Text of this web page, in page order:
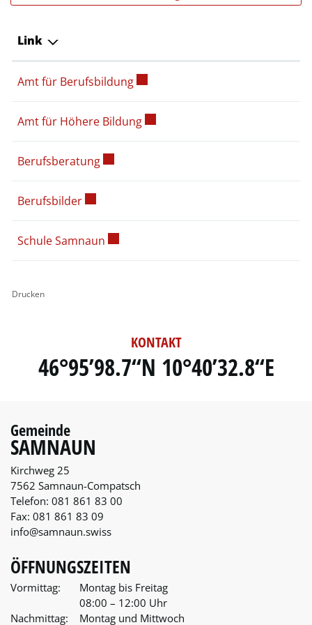
Link
Amt für BerufsbildungExterner Link wird in einem
Amt für Höhere BildungExterner Link wird in einem
BerufsberatungExterner Link wird in einem neuen
BerufsbilderExterner Link wird in einem neuen Fenster
Schule Samnaun
Drucken
46°95’98.7“N 10°40’32.8“E
KONTAKT
Gemeinde
SAMNAUN
Kirchweg 25
7562 Samnaun-Compatsch
Telefon: 081 861 83 00
Fax: 081 861 83 09
info@samnaun.swiss
ÖFFNUNGSZEITEN
Vormittag:
Montag bis Freitag
08:00 – 12:00 Uhr
Nachmittag:
Montag und Mittwoch